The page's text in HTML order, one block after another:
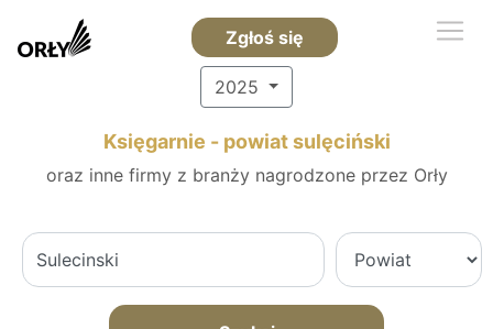
Zgłoś się
2025
Księgarnie - powiat sulęciński
oraz inne firmy z branży nagrodzone przez Orły